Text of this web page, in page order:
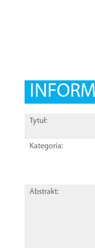
Tytuł:
Kategoria:
Abstrakt: